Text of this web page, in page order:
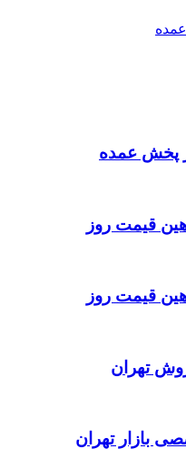
پخش عمده
قیمت روز
قیمت روز
تهران
بازار تهران